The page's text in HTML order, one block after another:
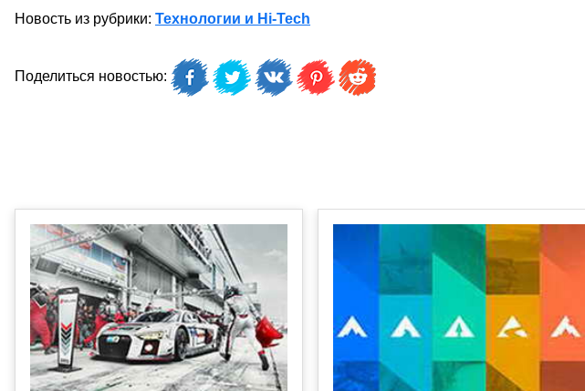
Новость из рубрики: Технологии и Hi-Tech
Поделиться новостью: